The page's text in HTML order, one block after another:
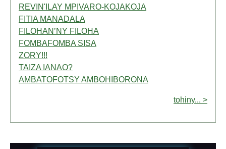
REVIN'ILAY MPIVARO-KOJAKOJA
FITIA MANADALA
FILOHAN’NY FILOHA
FOMBAFOMBA SISA
ZORY!!!
TAIZA IANAO?
AMBATOFOTSY AMBOHIBORONA
tohiny... >